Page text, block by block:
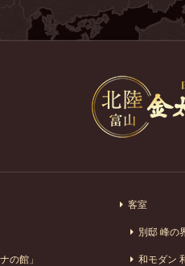
の館」
客室
別邸 峰の
和モダン